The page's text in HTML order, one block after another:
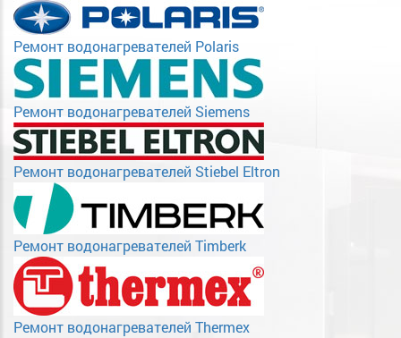
Ремонт водонагревателей Polaris
Ремонт водонагревателей Siemens
Ремонт водонагревателей Stiebel Eltron
Ремонт водонагревателей Timberk
Ремонт водонагревателей Thermex